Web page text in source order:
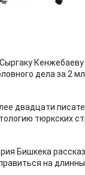
Сыргаку
дела за 2
двадцати
тюркских
Бишкека
на